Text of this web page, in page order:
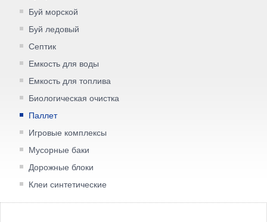
Буй морской
Буй ледовый
Септик
Емкость для воды
Емкость для топлива
Биологическая очистка
Паллет
Игровые комплексы
Мусорные баки
Дорожные блоки
Клеи синтетические